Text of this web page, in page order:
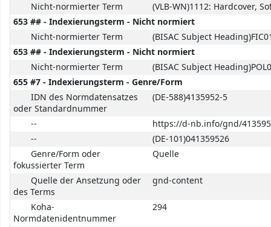
Nicht-normierter Term
(VLB-WN)1112: Hardcover,
653 ## - Indexierungsterm - Nicht normiert
Nicht-normierter Term
(BISAC Subject
653 ## - Indexierungsterm - Nicht normiert
Nicht-normierter Term
(BISAC Subject
655 #7 - Indexierungsterm - Genre/Form
IDN des Normdatensatzes
oder Standardnummer
(DE-588)4135952-5
--
https://d-nb.info/gnd/
--
(DE-101)041359526
Genre/Form oder
fokussierter Term
Quelle
Quelle der Ansetzung oder
des Terms
gnd-content
Koha-
Normdatenidentnummer
294